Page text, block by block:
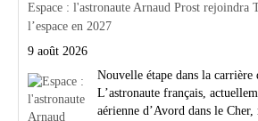
Espace : l'astronaute Arnaud Prost rejoindra
l’espace en 2027
9 août 2026
Nouvelle étape dans la carrière
L’astronaute français,
aérienne d’Avord dans le Cher,